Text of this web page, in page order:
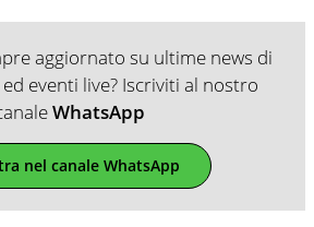
aggiornato su ultime news di
eventi live? Iscriviti al nostro
WhatsApp
nel canale WhatsApp